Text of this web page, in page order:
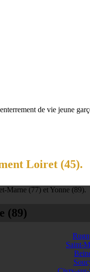
de vie jeune
Loiret (45).
Marne (77) et Yonne (89).
(89)
Saint-